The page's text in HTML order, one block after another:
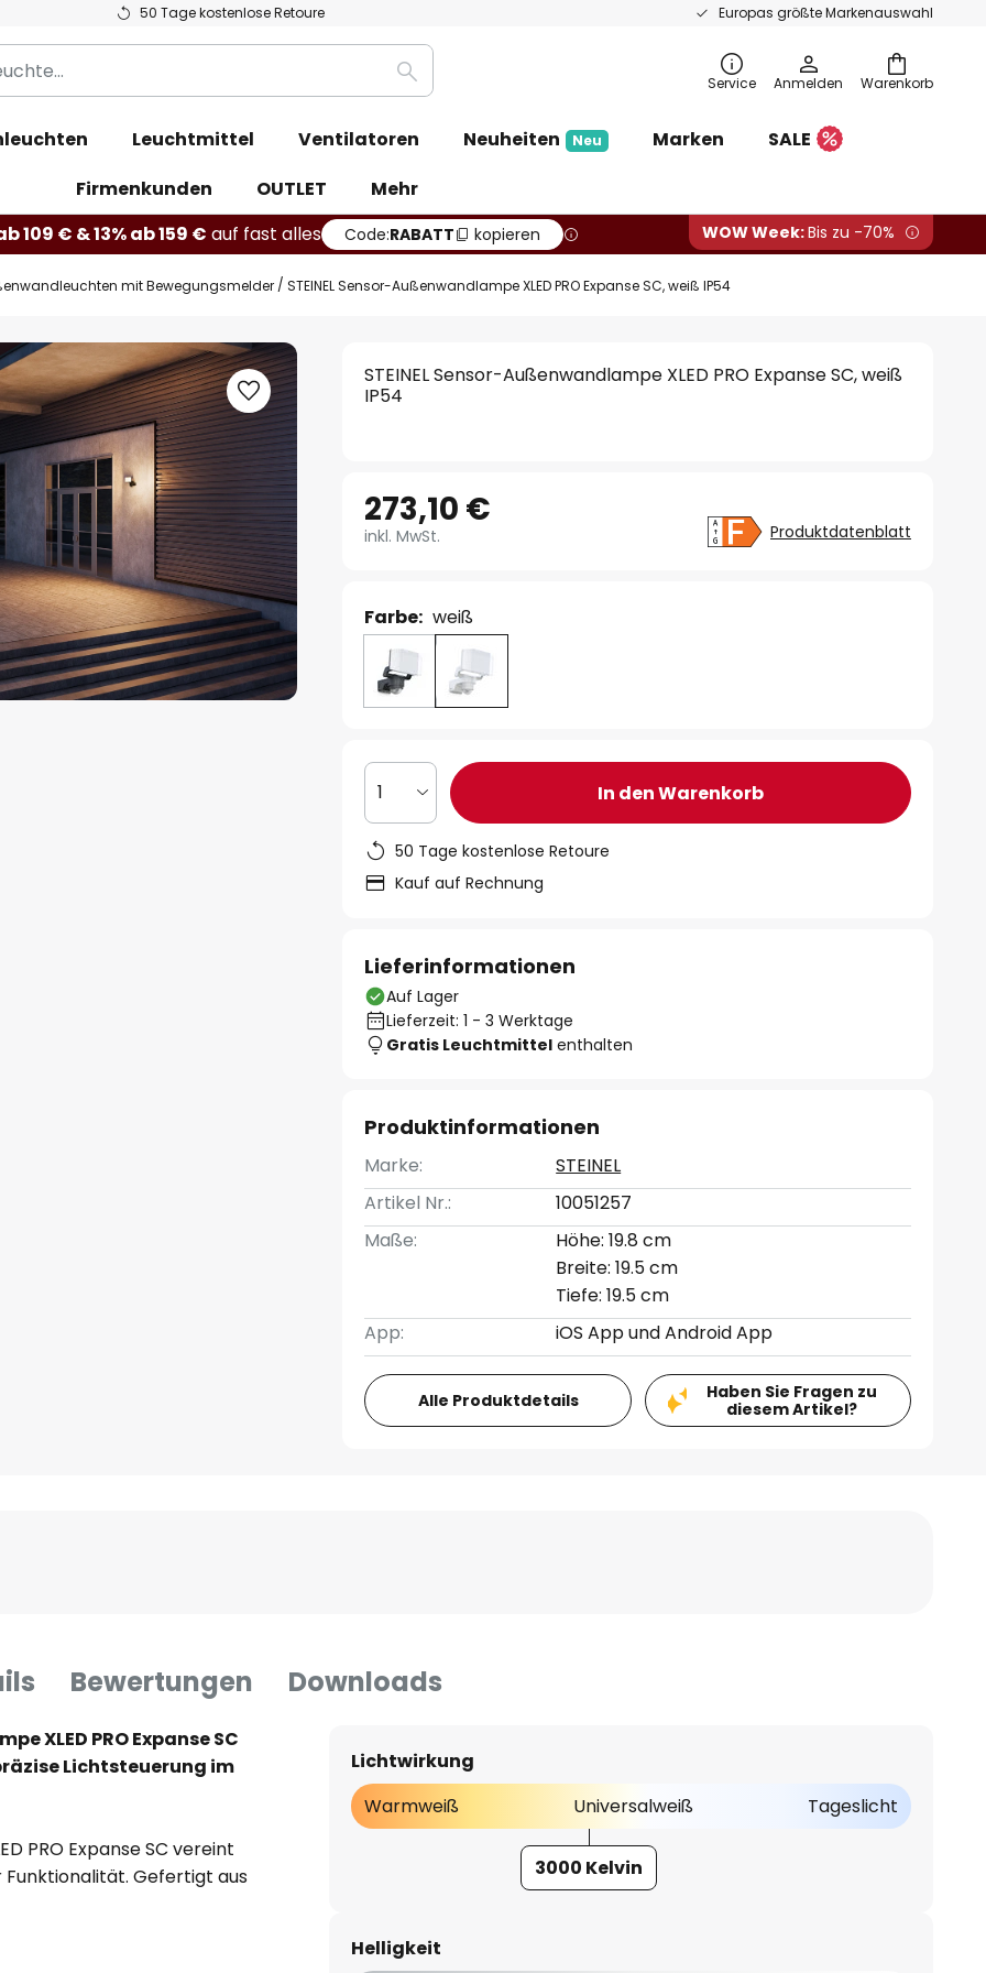
50 Tage kostenlose Retoure Europas größte Markenauswahl
Warenkorb
Suche Service Anmelden
Leuchtmittel Ventilatoren Neuheiten Neu Marken
SALE
Firmenkunden
OUTLET
Mehr
109 € & 13% ab 159 € auf fast alles Code:RABATT kopieren WOW Week:Bis zu -70%
mit Bewegungsmelder STEINEL Sensor-Außenwandlampe XLED PRO Expanse SC, weiß IP54
STEINEL Sensor-Außenwandlampe XLED PRO Expanse SC, weiß
IP54
273,10 €
inkl. MwSt. Produktdatenblatt
Farbe: weiß
1 In den Warenkorb
50 Tage kostenlose Retoure
Kauf auf Rechnung
Lieferinformationen
Auf Lager
Lieferzeit: 1 - 3 Werktage
Gratis Leuchtmittel enthalten
Produktinformationen
Marke:
STEINEL
Artikel Nr.:
10051257
Maße:
Höhe: 19.8 cm
Breite: 19.5 cm
Tiefe: 19.5 cm
App:
iOS App und Android App
Alle Produktdetails
Haben Sie Fragen zu
diesem Artikel?
Bewertungen Downloads
XLED PRO Expanse SC
Lichtsteuerung im
PRO Expanse SC vereint
Gefertigt aus
mit der Schutzart
sorgt für warmweißes
Lichtwirkung
Warmweiß
Universalweiß Tageslicht
3000 Kelvin
Helligkeit